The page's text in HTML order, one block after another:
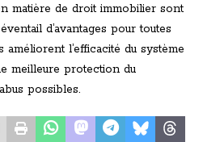
matière de droit immobilier sont
d’avantages pour toutes
l’efficacité du système
meilleure protection du
possibles.